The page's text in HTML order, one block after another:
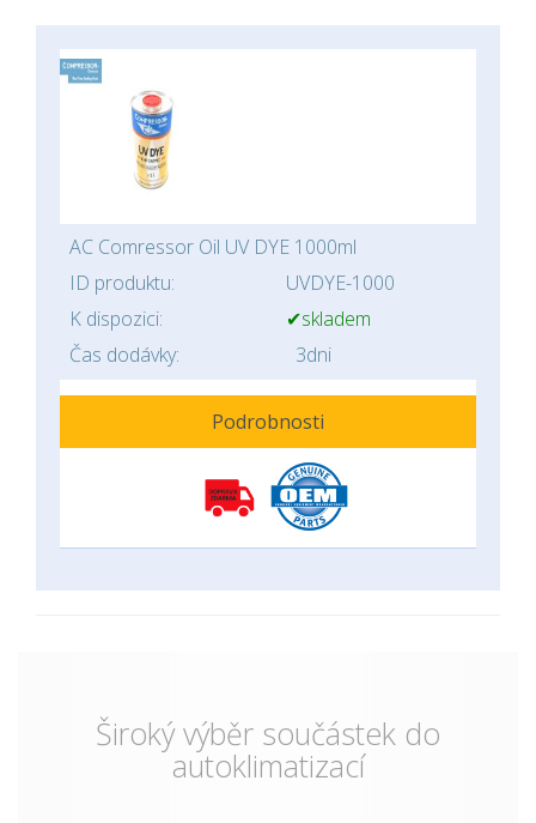
AC Comressor Oil UV DYE 1000ml
ID produktu:
UVDYE-1000
K dispozici:
✔skladem
Čas dodávky:
3dni
Podrobnosti
Široký výběr součástek do
autoklimatizací